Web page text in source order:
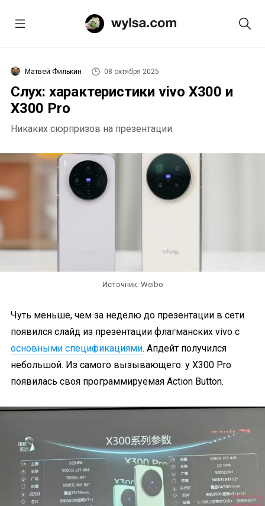
Матвей Филькин 08 октября 2025
Слух: характеристики vivo X300 и
X300 Pro
Никаких сюрпризов на презентации.
Источник: Weibo
Чуть меньше, чем за неделю до презентации в сети
появился слайд из презентации флагманских vivo с
основными спецификациями. Апдейт получился
небольшой. Из самого вызывающего: у X300 Pro
появилась своя программируемая Action Button.